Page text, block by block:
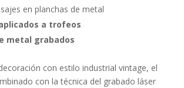
en planchas de metal
a trofeos
metal grabados
con estilo industrial vintage, el
con la técnica del grabado láser